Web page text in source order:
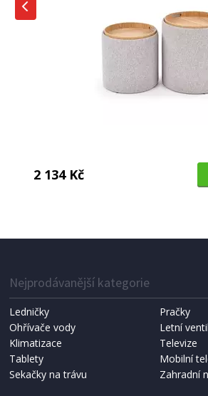
2 134 Kč
Halmar RANDOM LAW-1 dub
Nejprodávanější kategorie
Ledničky
Pračky
Ohřívače vody
Letní
Klimatizace
Televize
Tablety
Mobilní
Sekačky na trávu
Zahradní